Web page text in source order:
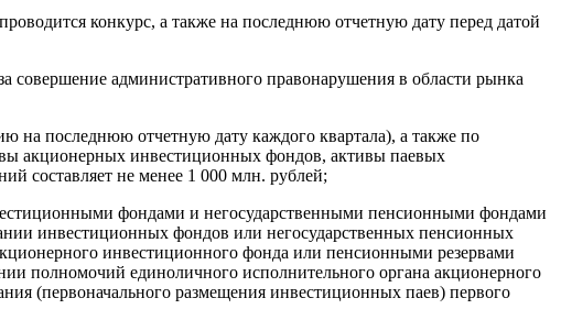
конкурс, а также на последнюю отчетную дату перед датой
совершение административного правонарушения в области рынка
на последнюю отчетную дату каждого квартала), а также по
акционерных инвестиционных фондов, активы паевых
составляет не менее 1 000 млн. рублей;
фондами и негосударственными пенсионными фондами
инвестиционных фондов или негосударственных пенсионных
инвестиционного фонда или пенсионными резервами
полномочий единоличного исполнительного органа акционерного
(первоначального размещения инвестиционных паев) первого